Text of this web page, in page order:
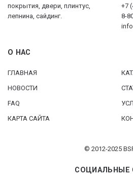
покрытия, двери, плинтус,
лепнина, сайдинг.
+7
8-
О НАС
ГЛАВНАЯ
НОВОСТИ
FAQ
КАРТА САЙТА
© 2012-2025
СОЦИАЛЬНЫЕ